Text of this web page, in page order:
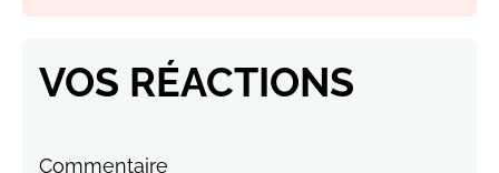
VOS RÉACTIONS
Commentaire